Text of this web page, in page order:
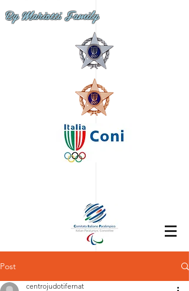
By Mariotti Family
Post
centrojudotifernat